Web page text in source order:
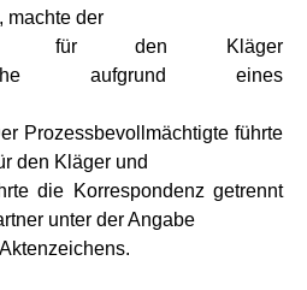
machte der
für den Kläger
aufgrund eines
Prozessbevollmächtigte führte
den Kläger und
die Korrespondenz getrennt
unter der Angabe